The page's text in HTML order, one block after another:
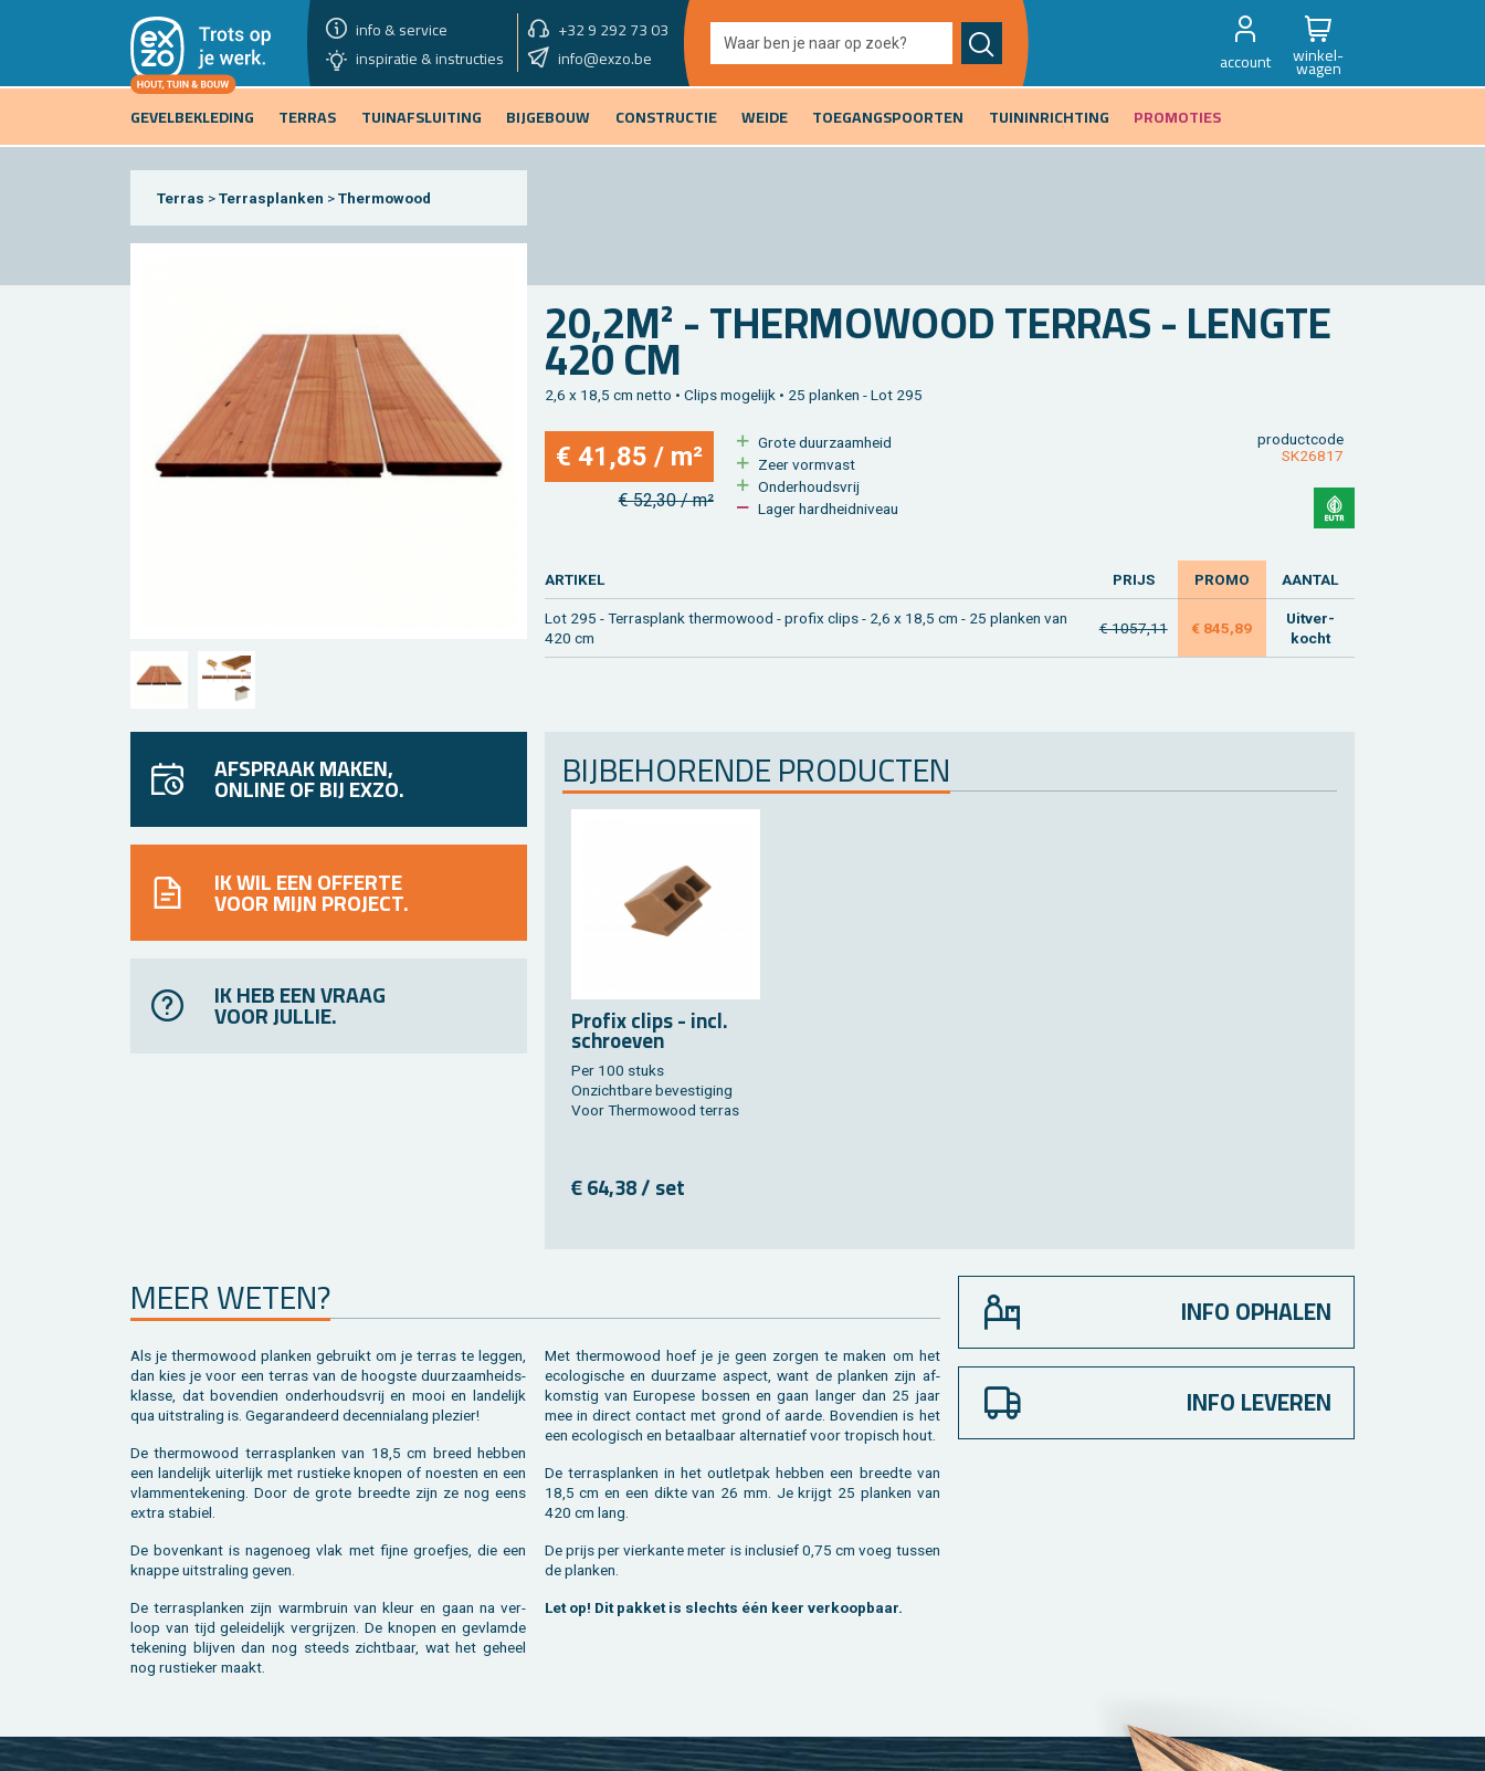
info & service +32 9 292 73 03
showroom vandaag
inspiratie & instructies
info@exzo.be 9u - 12u30 account winkel-
wagen
GEVELBEKLEDING
TERRAS TUINAFSLUITING BIJGEBOUW CONSTRUCTIE WEIDE TOEGANGSPOORTEN TUININRICHTING PROMOTIES
Terras >Terrasplanken >Thermowood
20,2M² - THER­MO­WOOD TER­RAS - LENG­TE
420 CM
2,6 x 18,5 cm netto • Clips mo­ge­lijk • 25 plan­ken - Lot 295
€ 41,85 / m²
€ 52,30 / m²
Grote duur­zaam­heid
Zeer vorm­vast
On­der­houds­vrij
Lager hard­heid­ni­veau
product­code
SK26817
AR­TI­KEL PRIJS PROMO AAN­TAL
Lot 295 - Ter­ras­plank ther­mo­wood - pro­fix clips - 2,6 x 18,5 cm - 25 plan­ken van
420 cm
€ 1057,11 € 845,89
Uit­ver­
kocht
AFSPRAAK MAKEN,
ONLINE OF BIJ EXZO.
IK WIL EEN OFFERTE
VOOR MIJN PROJECT.
IK HEB EEN VRAAG
VOOR JULLIE.
BIJ­BE­HO­REN­DE PRO­DUC­TEN
Pro­fix clips - incl.
schroe­ven
Per 100 stuks
On­zicht­ba­re be­ves­ti­ging
Voor Ther­mo­wood ter­ras
€ 64,38 / set
MEER WETEN?
Als je ther­mo­wood plan­ken ge­bruikt om je ter­ras te leg­gen,
dan kies je voor een ter­ras van de hoog­ste duur­zaam­heids­
klas­se, dat bo­ven­dien on­der­houds­vrij en mooi en lan­de­lijk
qua uit­stra­ling is. Ge­ga­ran­deerd de­cen­nia­lang ple­zier!
De ther­mo­wood terras­planken van 18,5 cm breed heb­ben
een lan­de­lijk ui­ter­lijk met rus­tie­ke kno­pen of noes­ten en een
vlam­men­te­ke­ning. Door de grote breed­te zijn ze nog eens
extra sta­biel.
De bo­ven­kant is na­ge­noeg vlak met fijne groef­jes, die een
knap­pe uit­stra­ling geven.
De terras­planken zijn warm­bruin van kleur en gaan na ver­
loop van tijd ge­lei­de­lijk ver­grij­zen. De kno­pen en ge­vlam­de
te­ke­ning blij­ven dan nog steeds zicht­baar, wat het ge­heel
nog rus­tie­ker maakt.
Met ther­mo­wood hoef je je geen zor­gen te maken om het
eco­lo­gi­sche en duur­za­me as­pect, want de plan­ken zijn af­
kom­stig van Eu­ro­pe­se bos­sen en gaan lan­ger dan 25 jaar
mee in di­rect con­tact met grond of aarde. Bo­ven­dien is het
een eco­lo­gisch en be­taal­baar al­ter­na­tief voor tro­pisch hout.
De terras­planken in het out­let­pak heb­ben een breed­te van
18,5 cm en een dikte van 26 mm. Je krijgt 25 plan­ken van
420 cm lang.
De prijs per vier­kan­te meter is in­clu­sief 0,75 cm voeg tus­sen
de plan­ken.
Let op! Dit pak­ket is slechts één keer ver­koop­baar.
INFO OPHALEN
INFO LEVEREN